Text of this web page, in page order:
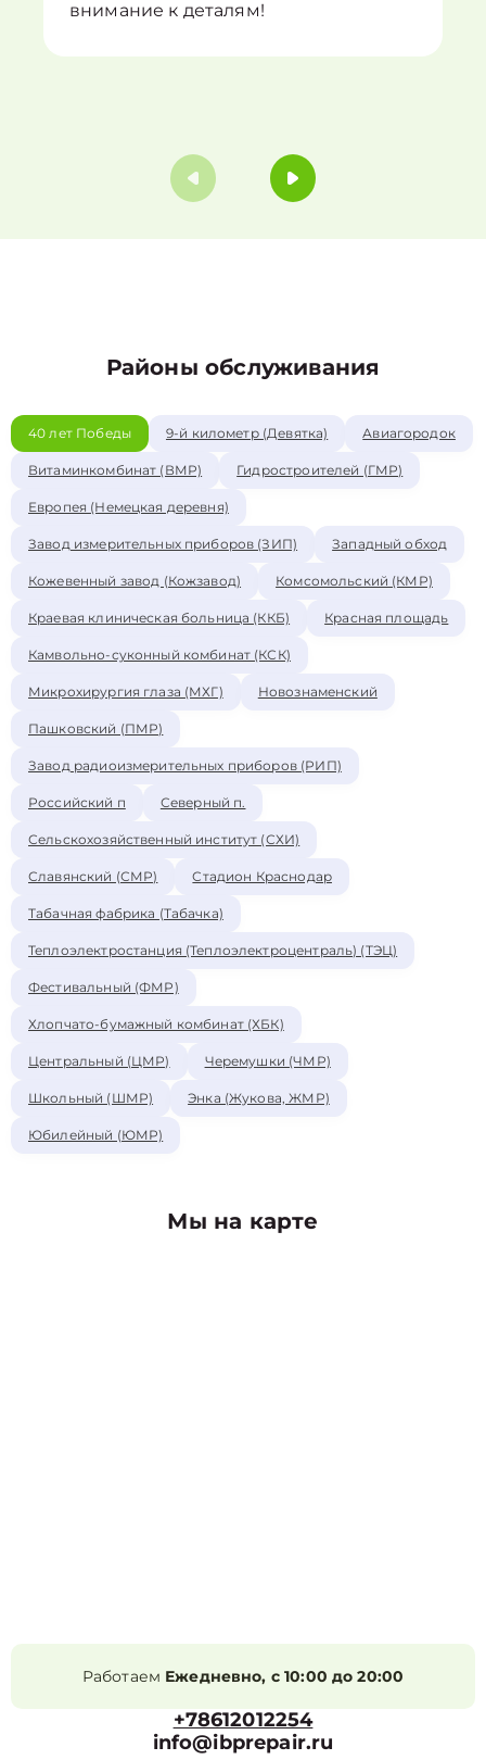
внимание к деталям!
Районы обслуживания
40 лет Победы 9-й километр (Девятка) Авиагородок
Витаминкомбинат (ВМР) Гидростроителей (ГМР)
Европея (Немецкая деревня)
Завод измерительных приборов (ЗИП) Западный обход
Кожевенный завод (Кожзавод) Комсомольский (КМР)
Краевая клиническая больница (ККБ) Красная площадь
Камвольно-суконный комбинат (КСК)
Микрохирургия глаза (МХГ) Новознаменский
Пашковский (ПМР)
Завод радиоизмерительных приборов (РИП)
Российский п Северный п.
Сельскохозяйственный институт (СХИ)
Славянский (СМР) Стадион Краснодар
Табачная фабрика (Табачка)
Теплоэлектростанция (Теплоэлектроцентраль) (ТЭЦ)
Фестивальный (ФМР)
Хлопчато-бумажный комбинат (ХБК)
Центральный (ЦМР) Черемушки (ЧМР)
Школьный (ШМР) Энка (Жукова, ЖМР)
Юбилейный (ЮМР)
Мы на карте
Работаем Ежедневно, с 10:00 до 20:00
+78612012254
info@ibprepair.ru